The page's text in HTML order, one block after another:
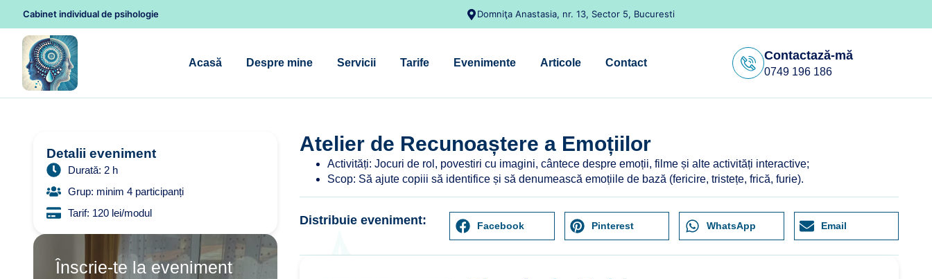
Cabinet individual de psihologie Domniţa Anastasia, nr. 13, Sector 5, Bucuresti
Acasă Despre mine Servicii Tarife Evenimente Articole Contact
Contactază-mă
0749 196 186
Detalii eveniment
Durată: 2 h
Grup: minim 4 participanți
Tarif: 120 lei/modul
Înscrie-te la eveniment
Atelier de Recunoaștere a Emoțiilor
Activități: Jocuri de rol, povestiri cu imagini, cântece despre emoții, filme și alte activități interactive;
Scop: Să ajute copiii să identifice și să denumească emoțiile de bază (fericire, tristețe, frică, furie).
Distribuie eveniment: Facebook Pinterest WhatsApp Email